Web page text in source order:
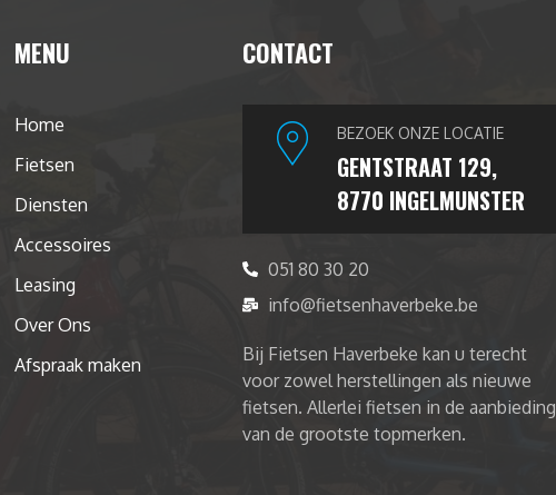
MENU
Home
Fietsen
Diensten
Accessoires
Leasing
Over Ons
Afspraak maken
CONTACT
BEZOEK ONZE LOCATIE
GENTSTRAAT 129,
8770 INGELMUNSTER
051 80 30 20
info@fietsenhaverbeke.be
Bij Fietsen Haverbeke kan u terecht
voor zowel herstellingen als nieuwe
fietsen. Allerlei fietsen in de aanbieding
van de grootste topmerken.